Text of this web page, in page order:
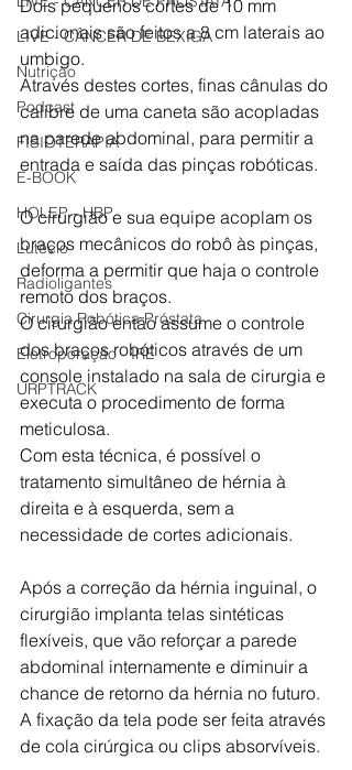
LIVE - CÂNCER DE BEXIGA
Nutrição
Podcast
FISIOTERAPIA
E-BOOK
HOLEP - HBP
Lutécio
Radioligantes
Cirurgia Robótica Próstata
Eletroporação - IRE
URPTRACK
Dois pequenos cortes de 10 mm
adicionais são feitos a 8 cm laterais ao
umbigo.
Através destes cortes, finas cânulas do
calibre de uma caneta são acopladas
na parede abdominal, para permitir a
entrada e saída das pinças robóticas.
O cirurgião e sua equipe acoplam os
braços mecânicos do robô às pinças,
deforma a permitir que haja o controle
remoto dos braços.
O cirurgião então assume o controle
dos braços robóticos através de um
console instalado na sala de cirurgia e
executa o procedimento de forma
meticulosa.
Com esta técnica, é possível o
tratamento simultâneo de hérnia à
direita e à esquerda, sem a
necessidade de cortes adicionais.
Após a correção da hérnia inguinal, o
cirurgião implanta telas sintéticas
flexíveis, que vão reforçar a parede
abdominal internamente e diminuir a
chance de retorno da hérnia no futuro.
A fixação da tela pode ser feita através
de cola cirúrgica ou clips absorvíveis.